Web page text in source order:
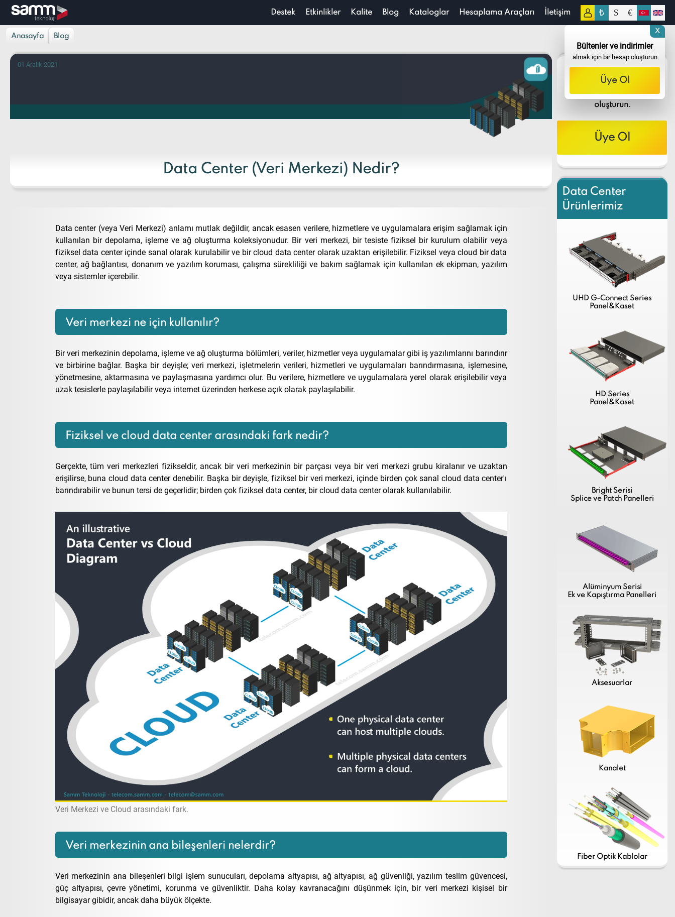
Destek Etkinlikler Kalite Blog Kataloglar Hesaplama Araçları İletişim ₺ $ €
Bültenler ve
indirimler
almak için bir hesap
oluşturun.
Üye Ol
Data Center
Ürünlerimiz
UHD G-Connect Series
Panel&Kaset
HD Series
Panel&Kaset
Bright Serisi
Splice ve Patch Panelleri
Alüminyum Serisi
Ek ve Kapıştırma Panelleri
Aksesuarlar
Kanalet
Fiber Optik Kablolar
Anasayfa Blog
01 Aralık 2021
Data Center (Veri Merkezi) Nedir?
Data center (veya Veri Merkezi) anlamı mutlak değildir, ancak esasen verilere, hizmetlere ve uygulamalara erişim sağlamak için
kullanılan bir depolama, işleme ve ağ oluşturma koleksiyonudur. Bir veri merkezi, bir tesiste fiziksel bir kurulum olabilir veya
fiziksel data center içinde sanal olarak kurulabilir ve bir cloud data center olarak uzaktan erişilebilir. Fiziksel veya cloud bir data
center, ağ bağlantısı, donanım ve yazılım koruması, çalışma sürekliliği ve bakım sağlamak için kullanılan ek ekipman, yazılım
veya sistemler içerebilir.
Veri merkezi ne için kullanılır?
Bir veri merkezinin depolama, işleme ve ağ oluşturma bölümleri, veriler, hizmetler veya uygulamalar gibi iş yazılımlarını barındırır
ve birbirine bağlar. Başka bir deyişle; veri merkezi, işletmelerin verileri, hizmetleri ve uygulamaları barındırmasına, işlemesine,
yönetmesine, aktarmasına ve paylaşmasına yardımcı olur. Bu verilere, hizmetlere ve uygulamalara yerel olarak erişilebilir veya
uzak tesislerle paylaşılabilir veya internet üzerinden herkese açık olarak paylaşılabilir.
Fiziksel ve cloud data center arasındaki fark nedir?
Gerçekte, tüm veri merkezleri fizikseldir, ancak bir veri merkezinin bir parçası veya bir veri merkezi grubu kiralanır ve uzaktan
erişilirse, buna cloud data center denebilir. Başka bir deyişle, fiziksel bir veri merkezi, içinde birden çok sanal cloud data center'ı
barındırabilir ve bunun tersi de geçerlidir; birden çok fiziksel data center, bir cloud data center olarak kullanılabilir.
Veri Merkezi ve Cloud arasındaki fark.
Veri merkezinin ana bileşenleri nelerdir?
Veri merkezinin ana bileşenleri bilgi işlem sunucuları, depolama altyapısı, ağ altyapısı, ağ güvenliği, yazılım teslim güvencesi,
güç altyapısı, çevre yönetimi, korunma ve güvenliktir. Daha kolay kavranacağını düşünmek için, bir veri merkezi kişisel bir
bilgisayar gibidir, ancak daha büyük ölçekte.
X
Bültenler ve indirimler
almak için bir hesap oluşturun
Üye Ol